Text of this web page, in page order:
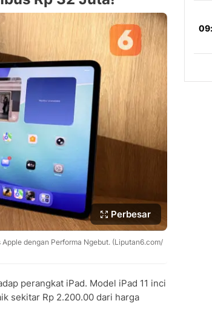
Perbesar
dengan Performa Ngebut. (Liputan6.com/
perangkat iPad. Model iPad 11 inci
sekitar Rp 2.200.00 dari harga